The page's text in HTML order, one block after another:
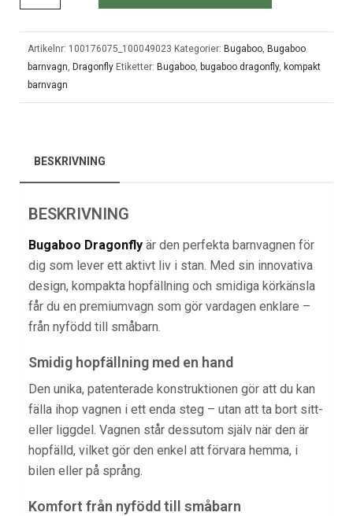
Artikelnr: 100176075_100049023 Kategorier: Bugaboo, Bugaboo
barnvagn, Dragonfly Etiketter: Bugaboo, bugaboo dragonfly, kompakt
barnvagn
BESKRIVNING
BESKRIVNING
Bugaboo Dragonfly är den perfekta barnvagnen för
dig som lever ett aktivt liv i stan. Med sin innovativa
design, kompakta hopfällning och smidiga körkänsla
får du en premiumvagn som gör vardagen enklare –
från nyfödd till småbarn.
Smidig hopfällning med en hand
Den unika, patenterade konstruktionen gör att du kan
fälla ihop vagnen i ett enda steg – utan att ta bort sitt-
eller liggdel. Vagnen står dessutom själv när den är
hopfälld, vilket gör den enkel att förvara hemma, i
bilen eller på språng.
Komfort från nyfödd till småbarn